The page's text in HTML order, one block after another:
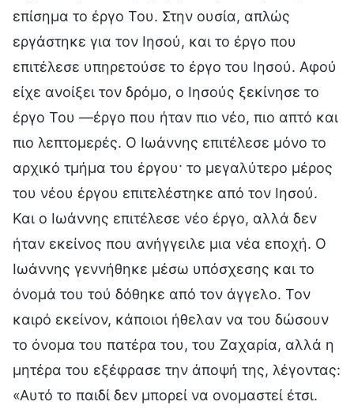
επίσημα το έργο Του. Στην ουσία, απλώς
εργάστηκε για τον Ιησού, και το έργο που
επιτέλεσε υπηρετούσε το έργο του Ιησού. Αφού
είχε ανοίξει τον δρόμο, ο Ιησούς ξεκίνησε το
έργο Του —έργο που ήταν πιο νέο, πιο απτό και
πιο λεπτομερές. Ο Ιωάννης επιτέλεσε μόνο το
αρχικό τμήμα του έργου· το μεγαλύτερο μέρος
του νέου έργου επιτελέστηκε από τον Ιησού.
Και ο Ιωάννης επιτέλεσε νέο έργο, αλλά δεν
ήταν εκείνος που ανήγγειλε μια νέα εποχή. Ο
Ιωάννης γεννήθηκε μέσω υπόσχεσης και το
όνομά του τού δόθηκε από τον άγγελο. Τον
καιρό εκείνον, κάποιοι ήθελαν να του δώσουν
το όνομα του πατέρα του, του Ζαχαρία, αλλά η
μητέρα του εξέφρασε την άποψή της, λέγοντας:
«Αυτό το παιδί δεν μπορεί να ονομαστεί έτσι.